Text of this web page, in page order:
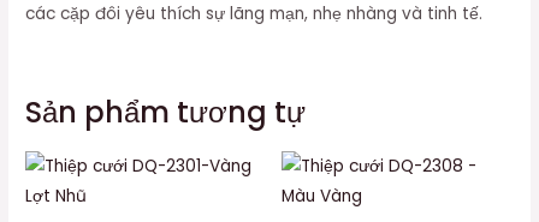
các cặp đôi yêu thích sự lãng mạn, nhẹ nhàng và tinh tế.
Sản phẩm tương tự